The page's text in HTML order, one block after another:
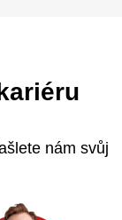
nám svůj